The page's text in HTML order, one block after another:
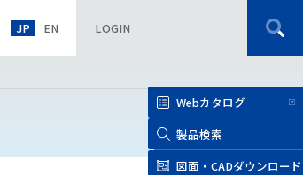
JP EN LOGIN
Webカタログ
製品検索
図面・CADダウンロード